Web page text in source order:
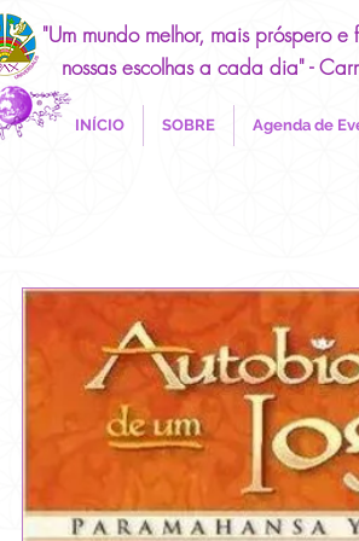
"Um mundo melhor, mais próspero
nossas escolhas a cada dia" -
INÍCIO SOBRE Agenda de